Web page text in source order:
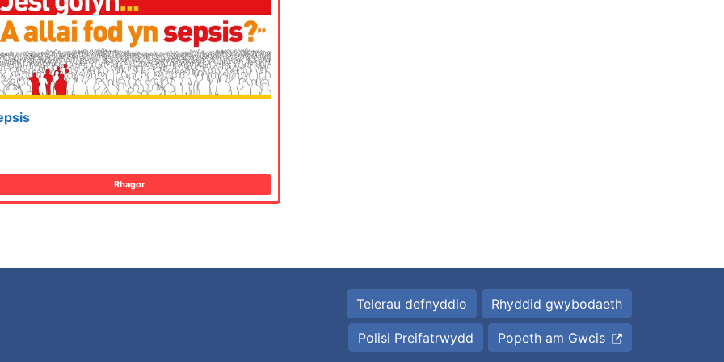
Rhagor
Telerau defnyddio Rhyddid gwybodaeth
Polisi Preifatrwydd Popeth am Gwcis